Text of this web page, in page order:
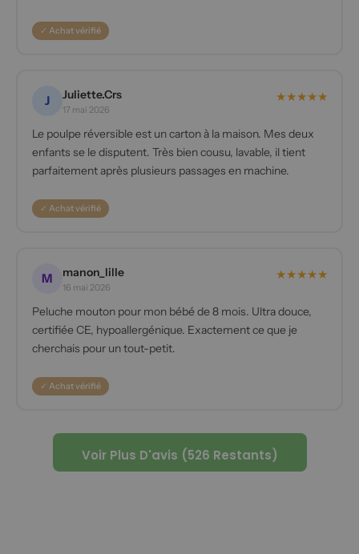
✓ Achat vérifié
J Juliette.Crs
17 mai 2026
★★★★★
Le poulpe réversible est un carton à la maison. Mes deux
enfants se le disputent. Très bien cousu, lavable, il tient
parfaitement après plusieurs passages en machine.
✓ Achat vérifié
M manon_lille
16 mai 2026
★★★★★
Peluche mouton pour mon bébé de 8 mois. Ultra douce,
certifiée CE, hypoallergénique. Exactement ce que je
cherchais pour un tout-petit.
✓ Achat vérifié
Voir Plus D'avis (526 Restants)